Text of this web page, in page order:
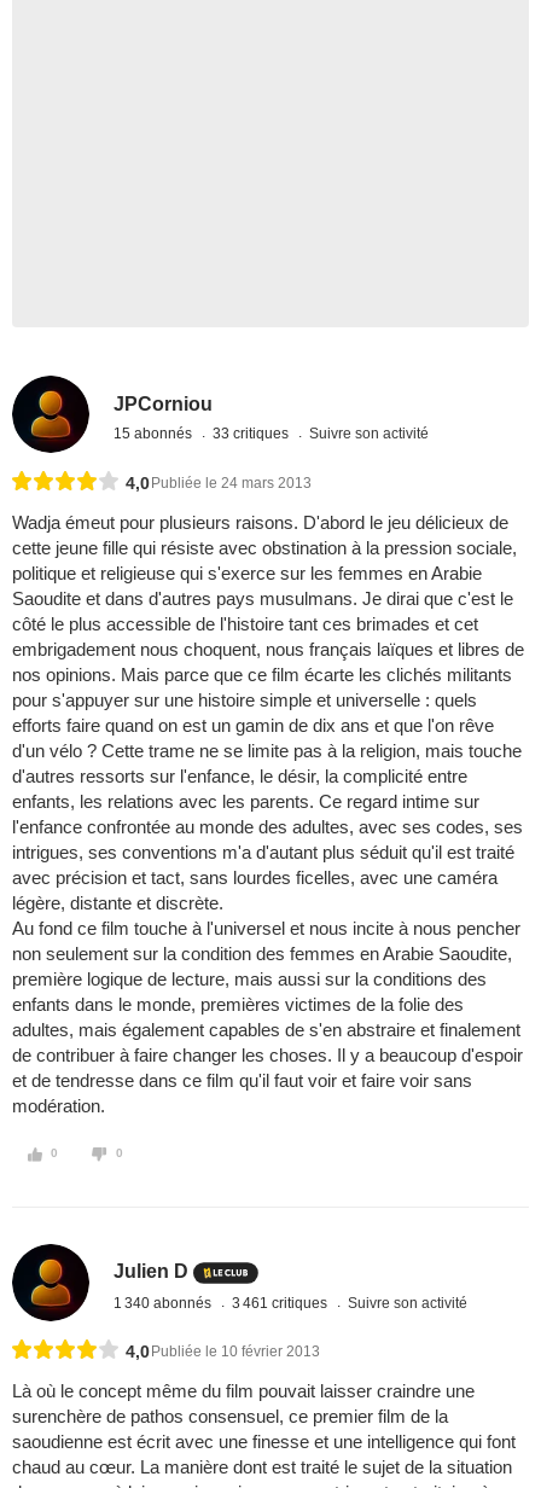
JPCorniou
15 abonnés 33 critiques Suivre son activité
4,0 Publiée le 24 mars 2013
Wadja émeut pour plusieurs raisons. D'abord le jeu délicieux de
cette jeune fille qui résiste avec obstination à la pression sociale,
politique et religieuse qui s'exerce sur les femmes en Arabie
Saoudite et dans d'autres pays musulmans. Je dirai que c'est le
côté le plus accessible de l'histoire tant ces brimades et cet
embrigadement nous choquent, nous français laïques et libres de
nos opinions. Mais parce que ce film écarte les clichés militants
pour s'appuyer sur une histoire simple et universelle : quels
efforts faire quand on est un gamin de dix ans et que l'on rêve
d'un vélo ? Cette trame ne se limite pas à la religion, mais touche
d'autres ressorts sur l'enfance, le désir, la complicité entre
enfants, les relations avec les parents. Ce regard intime sur
l'enfance confrontée au monde des adultes, avec ses codes, ses
intrigues, ses conventions m'a d'autant plus séduit qu'il est traité
avec précision et tact, sans lourdes ficelles, avec une caméra
légère, distante et discrète.
Au fond ce film touche à l'universel et nous incite à nous pencher
non seulement sur la condition des femmes en Arabie Saoudite,
première logique de lecture, mais aussi sur la conditions des
enfants dans le monde, premières victimes de la folie des
adultes, mais également capables de s'en abstraire et finalement
de contribuer à faire changer les choses. Il y a beaucoup d'espoir
et de tendresse dans ce film qu'il faut voir et faire voir sans
modération.
0 0
Julien D
1 340 abonnés 3 461 critiques Suivre son activité
4,0 Publiée le 10 février 2013
Là où le concept même du film pouvait laisser craindre une
surenchère de pathos consensuel, ce premier film de la
saoudienne est écrit avec une finesse et une intelligence qui font
chaud au cœur. La manière dont est traité le sujet de la situation